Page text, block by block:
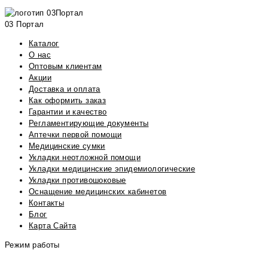
03 Портал
Каталог
О нас
Оптовым клиентам
Акции
Доставка и оплата
Как оформить заказ
Гарантии и качество
Регламентирующие документы
Аптечки первой помощи
Медицинские сумки
Укладки неотложной помощи
Укладки медицинские эпидемиологические
Укладки противошоковые
Оснащение медицинских кабинетов
Контакты
Блог
Карта Сайта
Режим работы